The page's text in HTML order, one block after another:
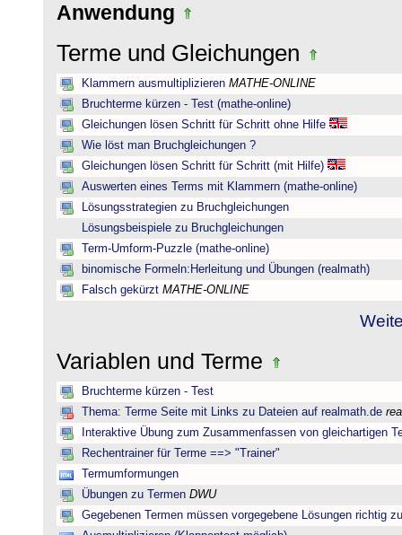
Anwendung
Terme und Gleichungen
Klammern ausmultiplizieren MATHE-ONLINE
Bruchterme kürzen - Test (mathe-online)
Gleichungen lösen Schritt für Schritt ohne Hilfe
Wie löst man Bruchgleichungen ?
Gleichungen lösen Schritt für Schritt (mit Hilfe)
Auswerten eines Terms mit Klammern (mathe-online)
Lösungsstrategien zu Bruchgleichungen
Lösungsbeispiele zu Bruchgleichungen
Term-Umform-Puzzle (mathe-online)
binomische Formeln:Herleitung und Übungen (realmath)
Falsch gekürzt MATHE-ONLINE
Variablen und Terme
Bruchterme kürzen - Test
Thema: Terme Seite mit Links zu Dateien auf realmath.de
Interaktive Übung zum Zusammenfassen von gleichartigen
Rechentrainer für Terme ==> "Trainer"
Termumformungen
Übungen zu Termen DWU
Gegebenen Termen müssen vorgegebene Lösungen richtig